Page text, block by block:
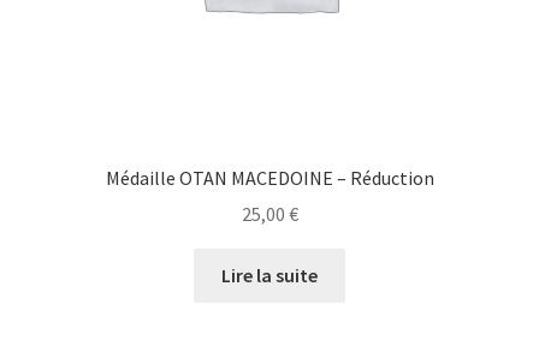
Médaille OTAN MACEDOINE – Réduction
25,00 €
Lire la suite